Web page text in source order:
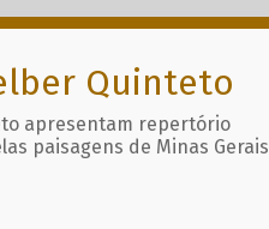
Quinteto
apresentam repertório
paisagens de Minas Gerais